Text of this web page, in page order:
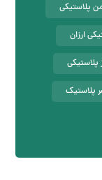
پلاستیکی
ارزان
پلاستیک